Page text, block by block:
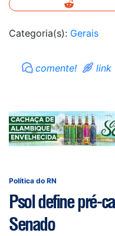
Categoria(s): Gerais
comente! link
Política do RN
Psol define pré-
Senado